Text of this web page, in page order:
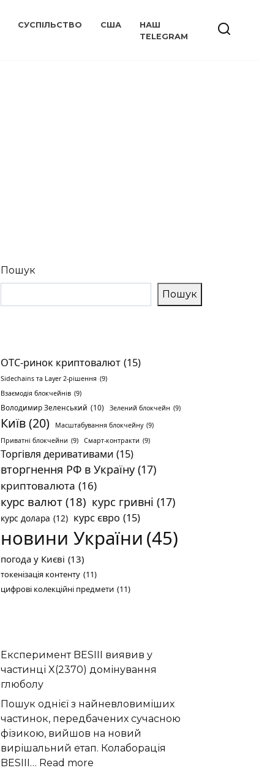
СУСПІЛЬСТВО США
НАШ
TELEGRAM
Пошук
Пошук
OTC-ринок криптовалют (15)
Sidechains та Layer 2-рішення (9)
Взаємодія блокчейнів (9)
Володимир Зеленський (10) Зелений блокчейн (9)
Київ(20) Масштабування блокчейну (9)
Приватні блокчейни (9) Смарт-контракти (9)
Торгівля деривативами (15)
вторгнення РФ в Україну (17)
криптовалюта (16)
курс валют (18) курс гривні (17)
курс долара (12) курс євро (15)
новини України (45)
погода у Києві (13)
токенізація контенту (11)
цифрові колекційні предмети (11)
Експеримент BESIII виявив у
частинці X(2370) домінування
глюболу
Пошук однієї з найневловиміших
частинок, передбачених сучасною
фізикою, вийшов на новий
вирішальний етап. Колаборація
BESIII… Read more